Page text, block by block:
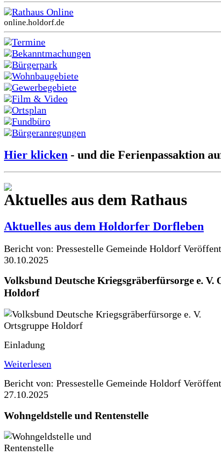
Rathaus Online
online.holdorf.de
Termine
Bekanntmachungen
Bürgerpark
Wohnbaugebiete
Gewerbegebiete
Film & Video
Ortsplan
Fundbüro
Bürgeranregungen
Hier klicken - und die Ferienpassaktion
Aktuelles aus dem Rathaus
Aktuelles aus dem Holdorfer Dorfleben
Bericht von: Pressestelle Gemeinde Holdorf
30.10.2025
Volksbund Deutsche Kriegsgräberfürsorge e. V.
Holdorf
Einladung
Weiterlesen
Bericht von: Pressestelle Gemeinde Holdorf
27.10.2025
Wohngeldstelle und Rentenstelle